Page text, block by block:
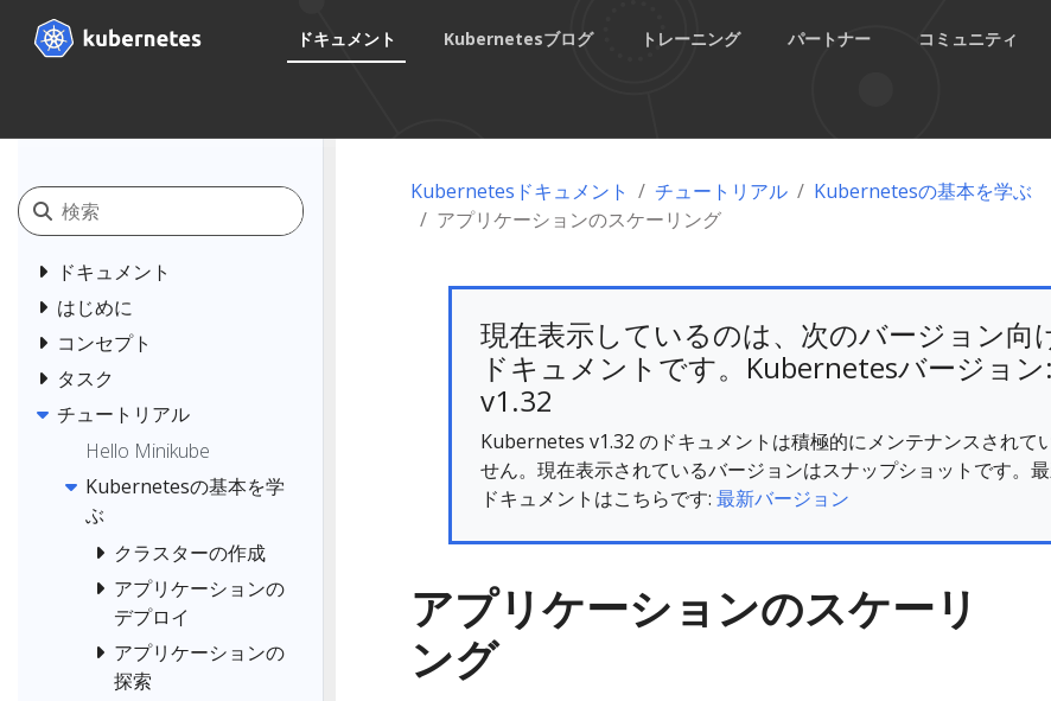
ドキュメント Kubernetesブログ トレーニング パートナー コミュニティ
ドキュメント
はじめに
コンセプト
タスク
チュートリアル
Hello Minikube
Kubernetesの基本を学
ぶ
クラスターの作成
アプリケーションの
デプロイ
アプリケーションの
探索
Kubernetesドキュメント チュートリアル
Kubernetesの基本を学ぶ
アプリケーションのスケーリング
現在表示しているのは、次のバージョン向
ドキュメントです。Kubernetesバージョン:
v1.32
Kubernetes v1.32 のドキュメントは積極的にメンテナンスされて
せん。現在表示されているバージョンはスナップショットです。
ドキュメントはこちらです: 最新バージョン
アプリケーションのスケーリ
ング